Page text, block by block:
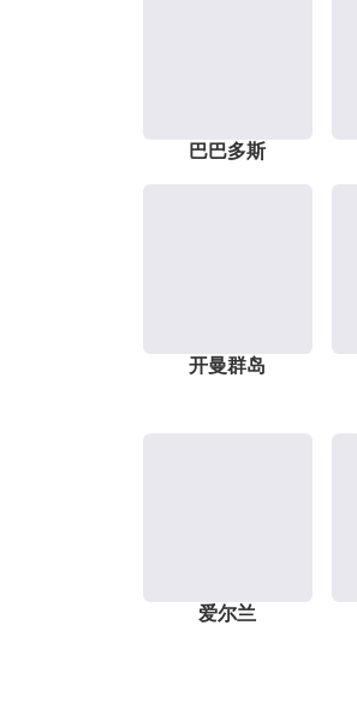
巴巴多斯
开曼群岛
爱尔兰